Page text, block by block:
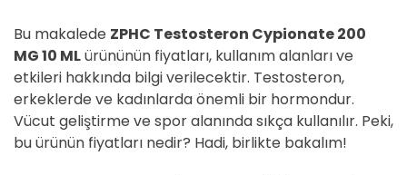
Bu makalede ZPHC Testosteron Cypionate 200
MG 10 MLürününün fiyatları, kullanım alanları ve
etkileri hakkında bilgi verilecektir. Testosteron,
erkeklerde ve kadınlarda önemli bir hormondur.
Vücut geliştirme ve spor alanında sıkça kullanılır. Peki,
bu ürünün fiyatları nedir? Hadi, birlikte bakalım!